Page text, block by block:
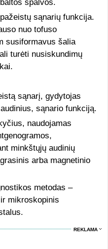
spalvos.
sąnarių funkcija.
nuo tofuso
susiformavus šalia
turėti nusiskundimų
sąnarį, gydytojas
sąnario funkciją.
naudojamas
minkštųjų audinių
arba magnetinio
metodas –
mikroskopinis
REKLAMA